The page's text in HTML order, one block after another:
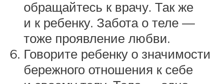
обращайтесь к врачу. Так же
и к ребенку. Забота о теле —
тоже проявление любви.
Говорите ребенку о значимости
бережного отношения к себе